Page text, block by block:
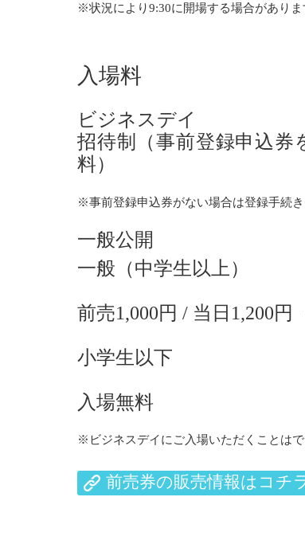
※状況により9:30に開場する場合がありま
入場料
ビジネスデイ
招待制（事前登録申込券
料）
※事前登録申込券がない場合は登録手続
一般公開
一般（中学生以上）
前売1,000円 / 当日1,200円
小学生以下
入場無料
※ビジネスデイにご入場いただくことはで
前売券の販売情報はコチ